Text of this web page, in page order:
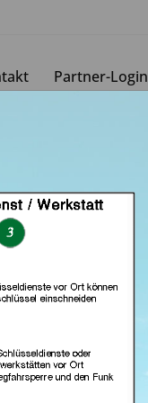
Partner-Login
Schlüssel Profi
(in Rosdorf)